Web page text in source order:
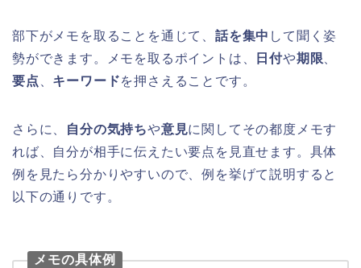
部下がメモを取ることを通じて、 話を集中 して聞く姿
勢ができます。メモを取るポイントは、
日付や期限
要点
キーワードを押さえることです。
さらに、 自分の気持ちや意見に関してその都度メモす
れば、自分が相手に伝えたい要点を見直せます。具体
例を見たら分かりやすいので、例を挙げて説明すると
以下の通りです。
メモの具体例